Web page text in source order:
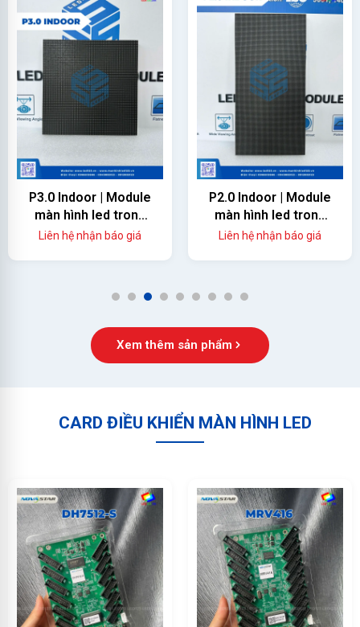
P3.0 Indoor | Module
màn hình led trong
nhà
Liên hệ nhận báo giá
P2.0 Indoor | Module
màn hình led trong
nhà
Liên hệ nhận báo giá
1 2 3 4 5 6 7 8 9
Xem thêm sản phẩm
CARD ĐIỀU KHIỂN MÀN HÌNH LED